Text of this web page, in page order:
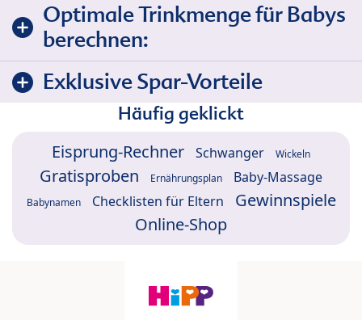
Optimale Trinkmenge für Babys
berechnen:
Exklusive Spar-Vorteile
Häufig geklickt
Eisprung-Rechner Schwanger Wickeln
Gratisproben Ernährungsplan Baby-Massage
Babynamen Checklisten für Eltern
Gewinnspiele
Online-Shop